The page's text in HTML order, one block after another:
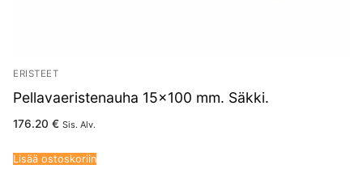
ERISTEET
Pellavaeristenauha 15×100 mm. Säkki.
176.20 € Sis. Alv.
Lisää ostoskoriin